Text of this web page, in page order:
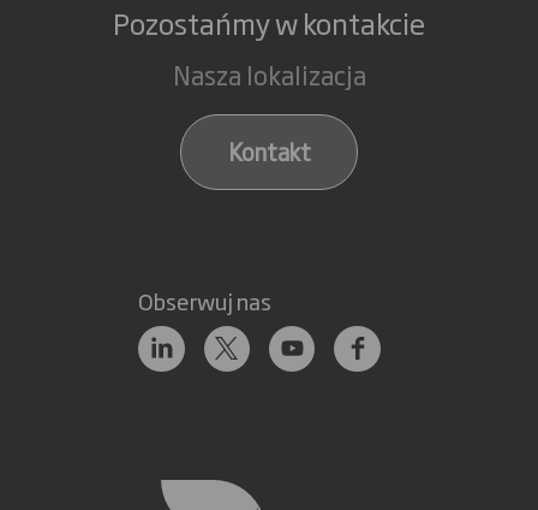
Pozostańmy w kontakcie
Nasza lokalizacja
Kontakt
Obserwuj nas